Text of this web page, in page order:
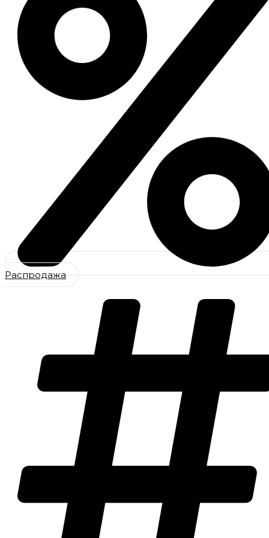
Распродажа